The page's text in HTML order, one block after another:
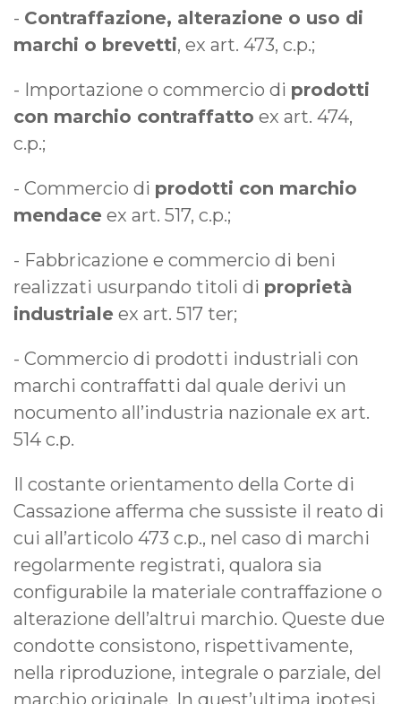
- Contraffazione, alterazione o uso di
marchi o brevetti, ex art. 473, c.p.;
- Importazione o commercio di prodotti
con marchio contraffatto ex art. 474,
c.p.;
- Commercio di prodotti con marchio
mendace ex art. 517, c.p.;
- Fabbricazione e commercio di beni
realizzati usurpando titoli di proprietà
industriale ex art. 517 ter;
- Commercio di prodotti industriali con
marchi contraffatti dal quale derivi un
nocumento all’industria nazionale ex art.
514 c.p.
Il costante orientamento della Corte di
Cassazione afferma che sussiste il reato di
cui all’articolo 473 c.p., nel caso di marchi
regolarmente registrati, qualora sia
configurabile la materiale contraffazione o
alterazione dell’altrui marchio. Queste due
condotte consistono, rispettivamente,
nella riproduzione, integrale o parziale, del
marchio originale. In quest’ultima ipotesi,